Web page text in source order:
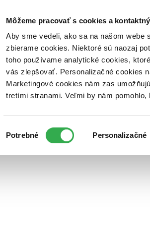
Môžeme pracovať s cookies a
Aby sme vedeli, ako sa na našom webe
zbierame cookies. Niektoré sú naozaj
toho používame analytické cookies,
vás zlepšovať. Personalizačné cookies
Marketingové cookies nám zas
tretími stranami. Veľmi by nám
súhlasu
Potrebné Personalizačné
Poukážky Kontakt